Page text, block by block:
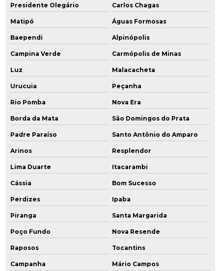
Presidente Olegário Carlos Chagas
Matipó Águas Formosas
Baependi Alpinópolis
Campina Verde Carmópolis de Minas
Luz Malacacheta
Urucuia Peçanha
Rio Pomba Nova Era
Borda da Mata São Domingos do Prata
Padre Paraíso Santo Antônio do Amparo
Arinos Resplendor
Lima Duarte Itacarambi
Cássia Bom Sucesso
Perdizes Ipaba
Piranga Santa Margarida
Poço Fundo Nova Resende
Raposos Tocantins
Campanha Mário Campos